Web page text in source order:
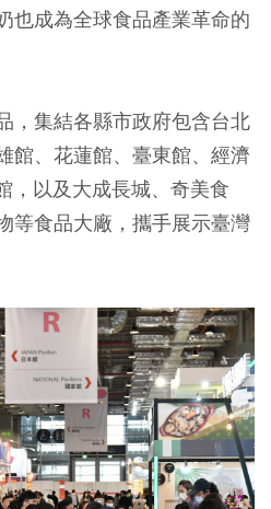
也成為全球食品產業革命的
，集結各縣市政府包含台北
館、花蓮館、臺東館、經濟
，以及大成長城、奇美食
等食品大廠，攜手展示臺灣